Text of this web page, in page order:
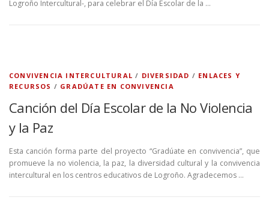
Logroño Intercultural-, para celebrar el Día Escolar de la …
CONVIVENCIA INTERCULTURAL / DIVERSIDAD / ENLACES Y
RECURSOS / GRADÚATE EN CONVIVENCIA
Canción del Día Escolar de la No Violencia
y la Paz
Esta canción forma parte del proyecto “Gradúate en convivencia”, que
promueve la no violencia, la paz, la diversidad cultural y la convivencia
intercultural en los centros educativos de Logroño. Agradecemos …